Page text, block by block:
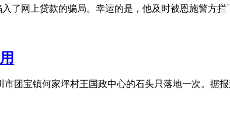
了网上贷款的骗局。幸运的是，他及时被恩施警方拦
团宝镇何家坪村王国政中心的石头只落地一次。据